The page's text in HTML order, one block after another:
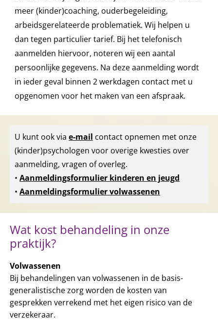
meer (kinder)coaching, ouderbegeleiding,
arbeidsgerelateerde problematiek. Wij helpen u
dan tegen particulier tarief. Bij het telefonisch
aanmelden hiervoor, noteren wij een aantal
persoonlijke gegevens. Na deze aanmelding wordt
in ieder geval binnen 2 werkdagen contact met u
opgenomen voor het maken van een afspraak.
U kunt ook via e-mail contact opnemen met onze
(kinder)psychologen voor overige kwesties over
aanmelding, vragen of overleg.
• Aanmeldingsformulier kinderen en jeugd
• Aanmeldingsformulier volwassenen
Wat kost behandeling in onze
praktijk?
Volwassenen
Bij behandelingen van volwassenen in de basis-
generalistische zorg worden de kosten van
gesprekken verrekend met het eigen risico van de
verzekeraar.